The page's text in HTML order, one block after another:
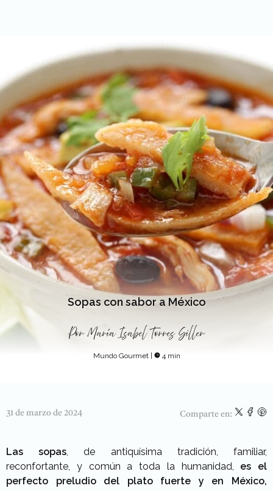
Sopas con sabor a México
Por María Isabel Torres Siller
Mundo Gourmet | 4 min
31 de marzo de 2024 Comparte en:
Las sopas , de antiquísima tradición, familiar,
reconfortante, y común a toda la humanidad, es el
perfecto preludio del plato fuerte y en México,